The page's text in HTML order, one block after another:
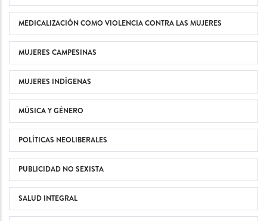
MEDICALIZACIÓN COMO VIOLENCIA CONTRA LAS MUJERES
MUJERES CAMPESINAS
MUJERES INDÍGENAS
MÚSICA Y GÉNERO
POLÍTICAS NEOLIBERALES
PUBLICIDAD NO SEXISTA
SALUD INTEGRAL